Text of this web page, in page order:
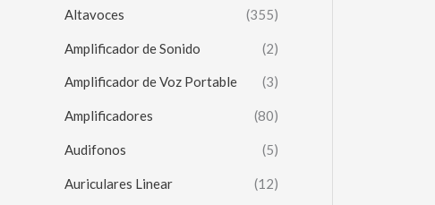
Altavoces (355)
Amplificador de Sonido (2)
Amplificador de Voz Portable (3)
Amplificadores (80)
Audifonos (5)
Auriculares Linear (12)